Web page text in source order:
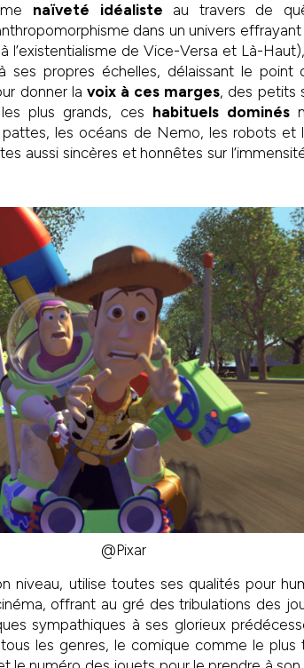
naïveté idéaliste au travers de
dans un univers
l’existentialisme de Vice-Versa et Là-
ses propres échelles, délaissant le point
donner la voix à ces marges, des petits
plus grands, ces habituels dominés
les océans de Nemo, les robots et
aussi sincères et honnêtes sur
@Pixar
niveau, utilise toutes ses qualités pour
offrant au gré des tribulations des
sympathiques à ses glorieux
les genres, le comique comme le plus